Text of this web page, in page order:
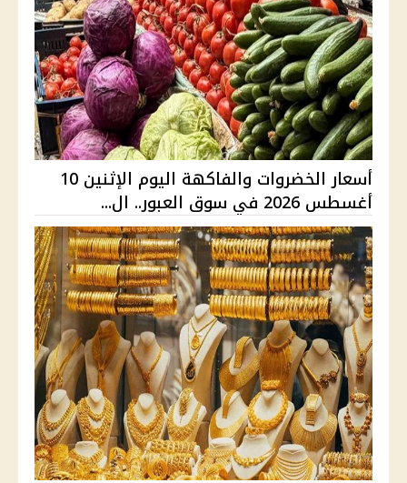
أسعار الخضروات والفاكهة اليوم الإثنين 10
أغسطس 2026 في سوق العبور.. ال...